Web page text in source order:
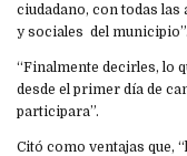
ciudadano, con todas
y sociales del municipio”.
“Finalmente decirles, lo
desde el primer día de
participara”.
Citó como ventajas que,